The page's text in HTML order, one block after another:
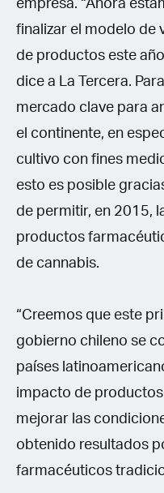
empresa. “Ahora
finalizar el modelo de
de productos este
dice a La Tercera.
mercado clave para
el continente, en
cultivo con fines
esto es posible
de permitir, en 2015,
productos
de cannabis.
“Creemos que este
gobierno chileno se
países
impacto de
mejorar las
obtenido resultados
farmacéuticos